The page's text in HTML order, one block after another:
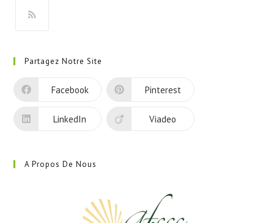
onglet
un
nouvel
Partagez Notre Site
Facebook Pinterest
LinkedIn Viadeo
A Propos De Nous